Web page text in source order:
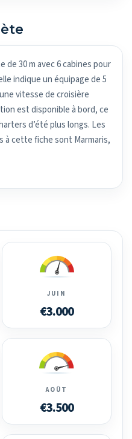
30 m avec 6 cabines pour
indique un équipage de 5
vitesse de croisière
est disponible à bord, ce
d’été plus longs. Les
à cette fiche sont Marmaris,
JUIN
€3.000
AOÛT
€3.500